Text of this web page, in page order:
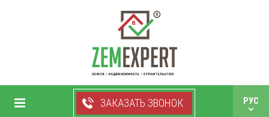
ЗАКАЗАТЬ ЗВОНОК РУС
+38 050 750 99 33
УКР